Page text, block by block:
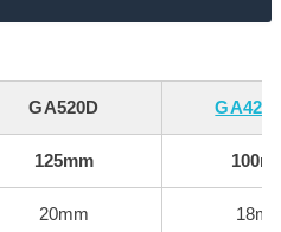
GA520D
125mm
20mm